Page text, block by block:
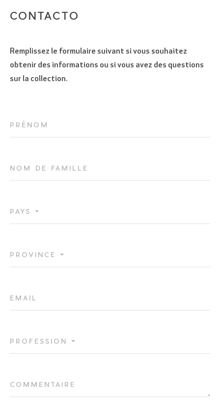
CONTACTO
Remplissez le formulaire suivant si vous souhaitez
obtenir des informations ou si vous avez des questions
sur la collection.
PRÉNOM
NOM DE FAMILLE
PAYS
PROVINCE
EMAIL
PROFESSION
COMMENTAIRE
VEUILLEZ VÉRIFIER QUE VOUS N'ÊTES PAS